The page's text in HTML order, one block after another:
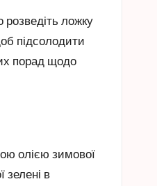
ложку
підсолодити
порад щодо
олією зимової
зелені в